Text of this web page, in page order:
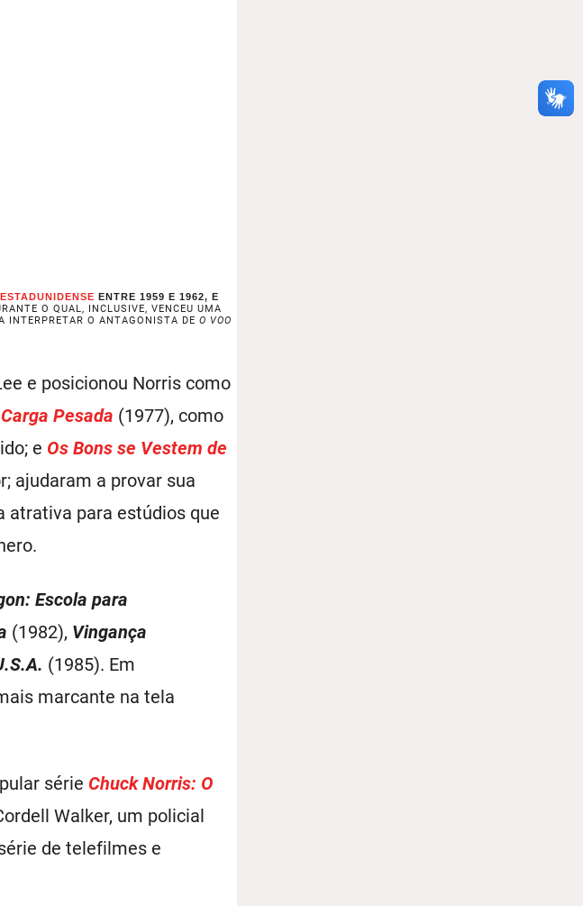
ENTRE 1959 E 1962, E
O QUAL, INCLUSIVE, VENCEU UMA
INTERPRETAR O ANTAGONISTA DE O VOO
e posicionou Norris como
Pesada (1977), como
e Os Bons se Vestem de
ajudaram a provar sua
atrativa para estúdios que
Escola para
(1982), Vingança
(1985). Em
marcante na tela
série Chuck Norris: O
Walker, um policial
de telefilmes e